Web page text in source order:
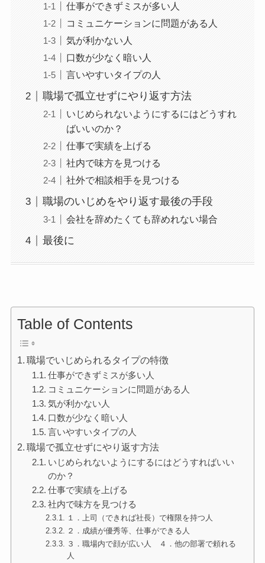
仕事ができずミスが多い人
コミュニケーションに問題がある人
気が利かない人
口数が少なく暗い人
言いやすいタイプの人
職場で孤立せずにやり返す方法
いじめられないようにするにはどうすれ
ばいいのか？
仕事で実績を上げる
社内で味方を見つける
社外で相談相手を見つける
職場のいじめをやり返す最後の手段
会社を辞めたくても辞めれない場合
最後に
Table of Contents
職場でいじめられるタイプの特徴
仕事ができずミスが多い人
コミュニケーションに問題がある人
気が利かない人
口数が少なく暗い人
言いやすいタイプの人
職場で孤立せずにやり返す方法
いじめられないようにするにはどうすればいい
のか？
仕事で実績を上げる
社内で味方を見つける
１．上司（できれば社長）で権限を持つ人
２．成績が優秀等、仕事ができる人
３．職場内で顔が広い人 ４．他の部署で頼れる
人